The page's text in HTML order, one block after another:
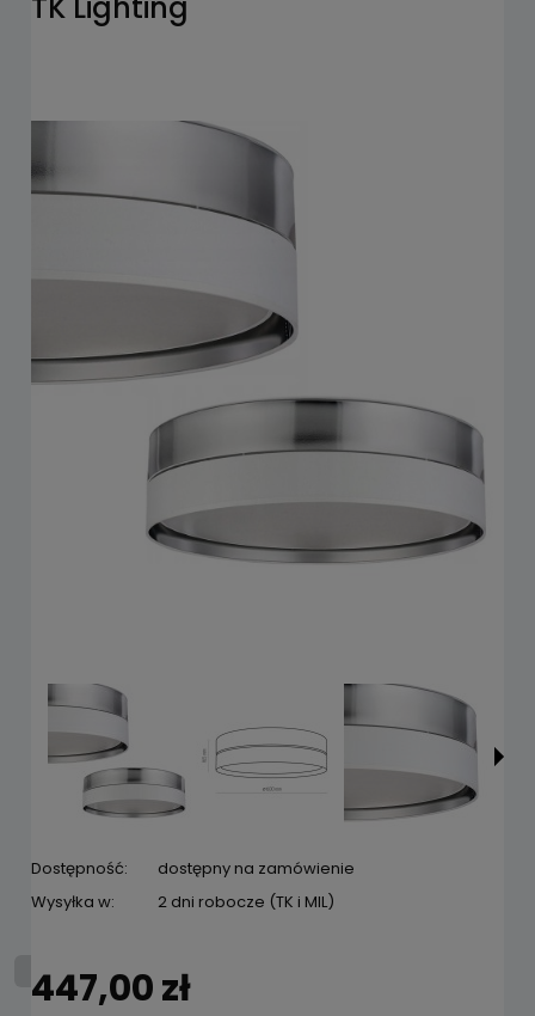
Dostępność:
dostępny na zamówienie
Wysyłka w:
2 dni robocze (TK i MIL)
447,00 zł